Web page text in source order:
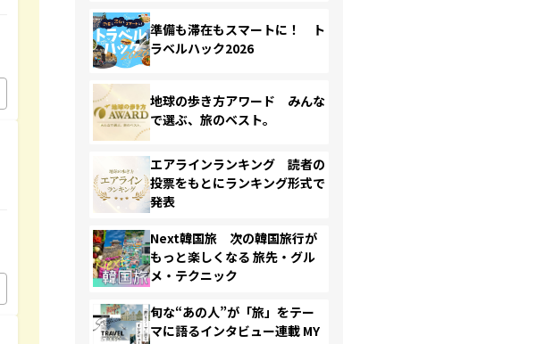
準備も滞在もスマートに！ ト
ラベルハック2026
地球の歩き方アワード みんな
で選ぶ、旅のベスト。
エアラインランキング 読者の
投票をもとにランキング形式で
発表
Next韓国旅 次の韓国旅行が
もっと楽しくなる 旅先・グル
メ・テクニック
旬な“あの人”が「旅」をテー
マに語るインタビュー連載 MY